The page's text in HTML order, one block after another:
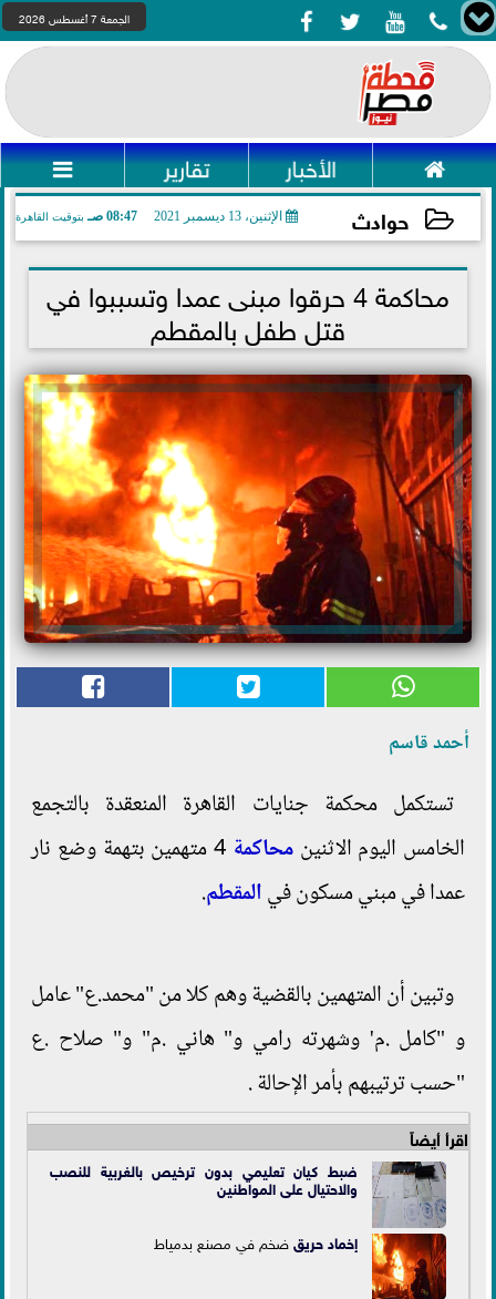
    الجمعة 7 أغسطس 2026
 الأخبار تقارير 
حوادث الإثنين، 13 ديسمبر 2021 08:47 صـ بتوقيت القاهرة
2021-12-13 08:47:43 محاكمة 4 حرقوا مبنى عمدا وتسببوا في
قتل طفل بالمقطم
أحمد قاسم
تستكمل محكمة جنايات القاهرة المنعقدة بالتجمع
الخامس اليوم الاثنينمحاكمة
4 متهمين بتهمة وضع نار
عمدا في مبني مسكون فيالمقطم.
وتبين أن المتهمين بالقضية وهم كلا من "محمد.ع" عامل
و "كامل .م' وشهرته رامي و" هاني .م" و" صلاح .ع
"حسب ترتيبهم بأمر الإحالة .
اقرأ أيضاً
ضبط كيان تعليمي بدون ترخيص بالغربية للنصب
والاحتيال على المواطنين
إخمادحريقضخم في مصنع بدمياط